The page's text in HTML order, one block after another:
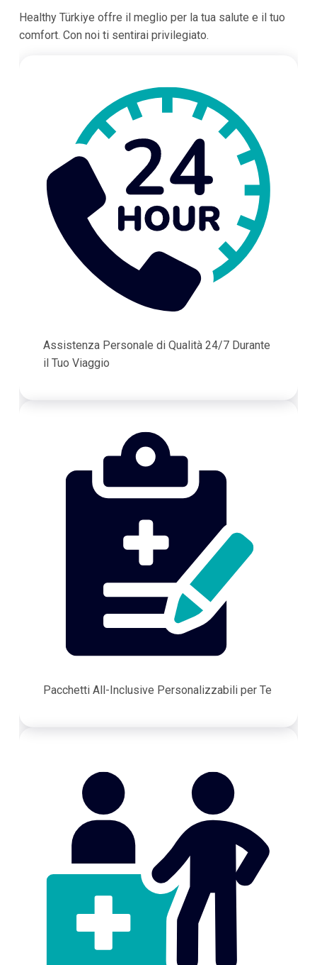
Healthy Türkiye offre il meglio per la tua salute e il tuo
comfort. Con noi ti sentirai privilegiato.
Assistenza Personale di Qualità 24/7 Durante
il Tuo Viaggio
Pacchetti All-Inclusive Personalizzabili per Te